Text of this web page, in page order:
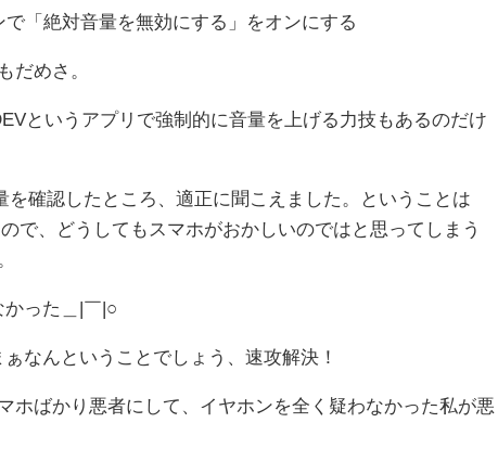
「絶対音量を無効にする」をオンにする
だめさ。
というアプリで強制的に音量を上げる力技もあるのだけ
を確認したところ、適正に聞こえました。ということは
で、どうしてもスマホがおかしいのではと思ってしまう
った＿|￣|○
なんということでしょう、速攻解決！
ホばかり悪者にして、イヤホンを全く疑わなかった私が悪